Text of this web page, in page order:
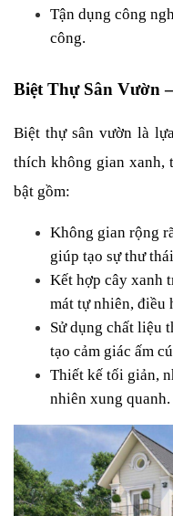
Tận dụng công
công.
Biệt Thự Sân Vườn
Biệt thự sân vườn là
thích không gian xanh,
bật gồm:
Không gian rộng
giúp tạo sự thư
Kết hợp cây xanh
mát tự nhiên, điều
Sử dụng chất liệu
tạo cảm giác ấm
Thiết kế tối giản,
nhiên xung quanh.